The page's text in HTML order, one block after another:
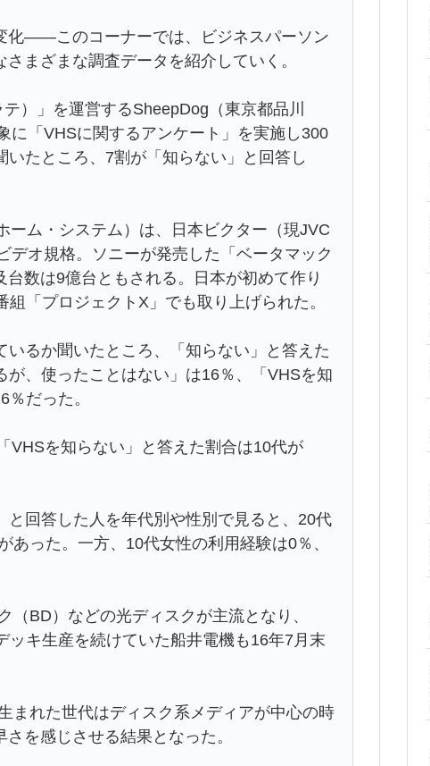
化――このコーナーでは、ビジネスパーソン
まざまな調査データを紹介していく。
）」を運営するSheepDog（東京都品川
に「VHSに関するアンケート」を実施し300
たところ、7割が「知らない」と回答し
ム・システム）は、日本ビクター（現JVC
オ規格。ソニーが発売した「ベータマック
数は9億台ともされる。日本が初めて作り
「プロジェクトX」でも取り上げられた。
るか聞いたところ、「知らない」と答えた
、使ったことはない」は16％、「VHSを知
だった。
を知らない」と答えた割合は10代が
回答した人を年代別や性別で見ると、20代
った。一方、10代女性の利用経験は0％、
BD）などの光ディスクが主流となり、
キ生産を続けていた船井電機も16年7月末
れた世代はディスク系メディアが中心の時
を感じさせる結果となった。